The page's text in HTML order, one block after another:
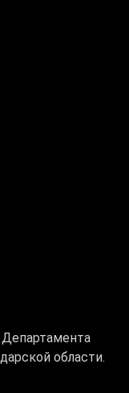
области.